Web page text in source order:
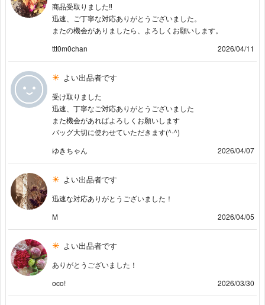
商品受取りました‼︎
迅速、ご丁寧な対応ありがとうございました。
またの機会がありましたら、よろしくお願いします。
ttt0m0chan
2026/04/11
よい出品者です
受け取りました
迅速、丁寧なご対応ありがとうございました
また機会があればよろしくお願いします
バッグ大切に使わせていただきます(^-^)
ゆきちゃん
2026/04/07
よい出品者です
迅速な対応ありがとうございました！
M
2026/04/05
よい出品者です
ありがとうございました！
oco!
2026/03/30